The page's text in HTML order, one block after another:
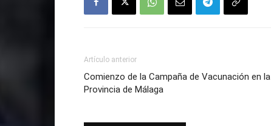
Artículo anterior
Comienzo de la Campaña de Vacunación en la
Provincia de Málaga